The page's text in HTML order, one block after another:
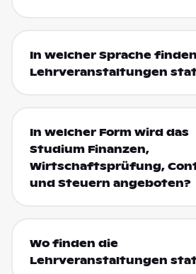
In welcher Sprache
Lehrveranstaltungen
In welcher Form wird das
Studium Finanzen,
Wirtschaftsprüfung,
und Steuern angeboten?
Wo finden die
Lehrveranstaltungen